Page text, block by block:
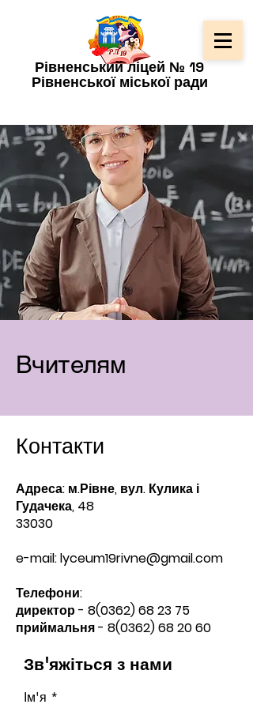
Рівненський ліцей № 19
Рівненської міської ради
Вчителям
Контакти
Адреса: м.Рівне, вул. Кулика і
Гудачека, 48
33030
e-mail:lyceum19rivne@gmail.com
Телефони:​
директор - 8(0362) 68 23 75
приймальня - 8(0362) 68 20 60
Зв'яжіться з нами
Ім'я